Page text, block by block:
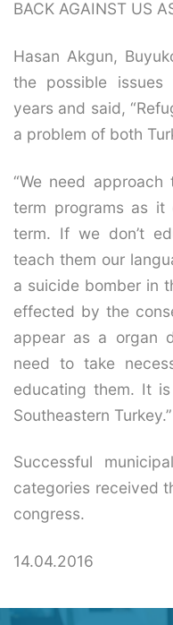
BACK AGAINST US
Hasan Akgun,
the possible
years and said,
a problem of both
“We need
term programs as
term. If we don’t
teach them our
a suicide bomber in
effected by the
appear as a organ
need to take
educating them. It
Southeastern Turkey.”
Successful
categories received
congress.
14.04.2016